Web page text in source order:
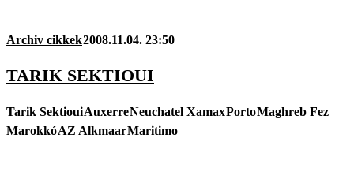
Archiv cikkek2008.11.04. 23:50
TARIK SEKTIOUI
Tarik SektiouiAuxerreNeuchatel XamaxPortoMaghreb Fez
MarokkóAZ AlkmaarMaritimo